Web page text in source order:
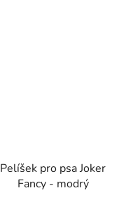
Pelíšek pro psa Joker
Fancy - modrý